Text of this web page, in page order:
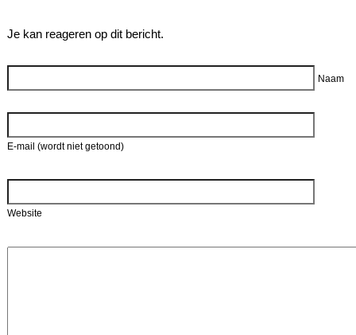
Je kan reageren op dit bericht.
Naam
E-mail (wordt niet getoond)
Website